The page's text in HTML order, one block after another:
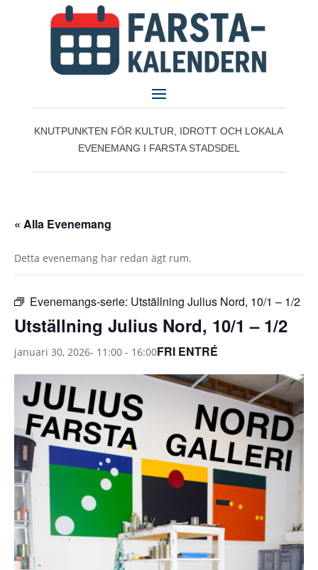
KNUTPUNKTEN FÖR KULTUR, IDROTT OCH LOKALA
EVENEMANG I FARSTA STADSDEL
« Alla Evenemang
Detta evenemang har redan ägt rum.
Evenemangs-serie: Utställning Julius Nord, 10/1 – 1/2
Utställning Julius Nord, 10/1 – 1/2
januari 30, 2026- 11:00 - 16:00FRI ENTRÉ